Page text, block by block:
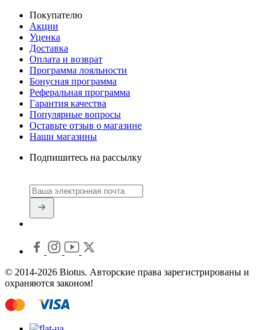
Покупателю
Акции
Уценка
Доставка
Оплата и возврат
Программа лояльности
Бонусная программа
Реферальная программа
Гарантия качества
Популярные вопросы
Оставьте отзыв о магазине
Наши магазины
Подпишитесь на рассылку
© 2014-2026 Biotus. Авторские права зарегистрированы и
охраняются законом!